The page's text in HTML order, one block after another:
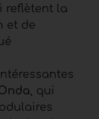
reflètent la
et de
, qui